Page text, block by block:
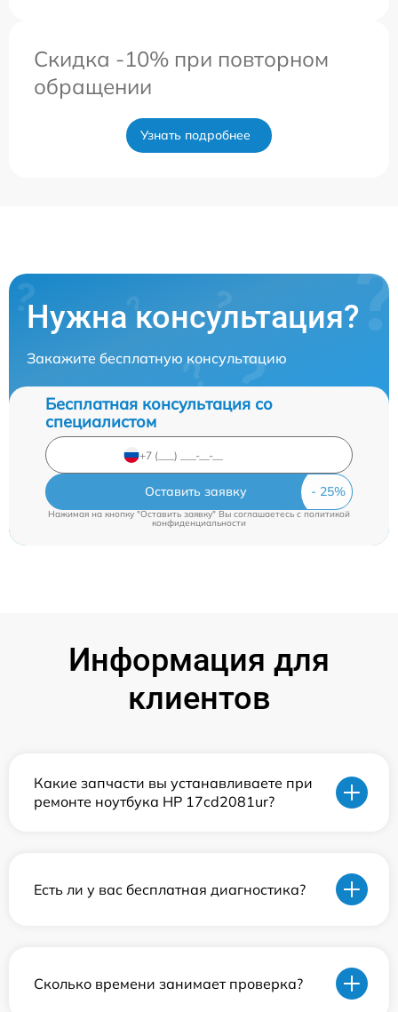
Скидка -10% при повторном
обращении
Узнать подробнее
Нужна консультация?
Закажите бесплатную консультацию
Бесплатная консультация со
специалистом
Оставить заявку
Нажимая на кнопку "Оставить заявку" Вы соглашаетесь c политикой
конфиденциальности
Информация для
клиентов
Какие запчасти вы устанавливаете при
ремонте ноутбука HP 17cd2081ur?
Есть ли у вас бесплатная диагностика?
Сколько времени занимает проверка?